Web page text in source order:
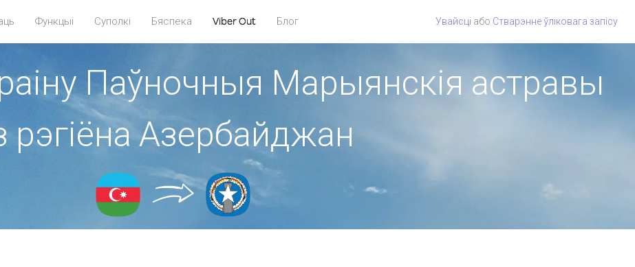
Функцыі Суполкі Бяспека Viber Out Блог Увайсці або Стварэнне ўліковага запісу
Паўночныя Марыянскія астравы
рэгіёна Азербайджан